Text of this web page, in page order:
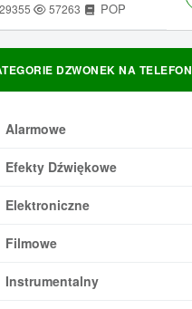
29355 57263 POP
DZWONEK NA TELEFON
Alarmowe
Efekty Dźwiękowe
Elektroniczne
Filmowe
Instrumentalny